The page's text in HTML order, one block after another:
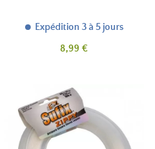
Expédition 3 à 5 jours
Prix
8,99 €